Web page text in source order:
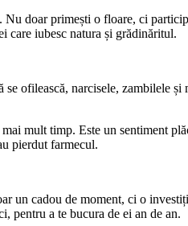
Nu doar primești o floare, ci
care iubesc natura și grădinăritul.
ofilească, narcisele, zambilele
mult timp. Este un sentiment
pierdut farmecul.
un cadou de moment, ci o
pentru a te bucura de ei an de an.